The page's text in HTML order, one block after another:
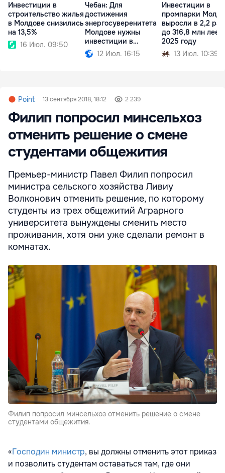
Инвестиции в
строительство жилья
в Молдове снизились
на 13,5%
16 Июл. 09:50
Чебан: Для
достижения
энергосуверенитета
Молдове нужны
инвестиции в
миллиарды евро
12 Июл. 16:15
Инвестиции в
промпарки
выросли в 2,2
до 316,8 млн леев
2025 году
13 Июл. 10:39
Point 13 сентября 2018, 18:12 2 239
Филип попросил минсельхоз
отменить решение о смене
студентами общежития
Премьер-министр Павел Филип попросил
министра сельского хозяйства Ливиу
Волконович отменить решение, по которому
студенты из трех общежитий Аграрного
университета вынуждены сменить место
проживания, хотя они уже сделали ремонт в
комнатах.
Филип попросил минсельхоз отменить решение о смене
студентами общежития.
«Господин министр, вы должны отменить этот приказ
и позволить студентам оставаться там, где они